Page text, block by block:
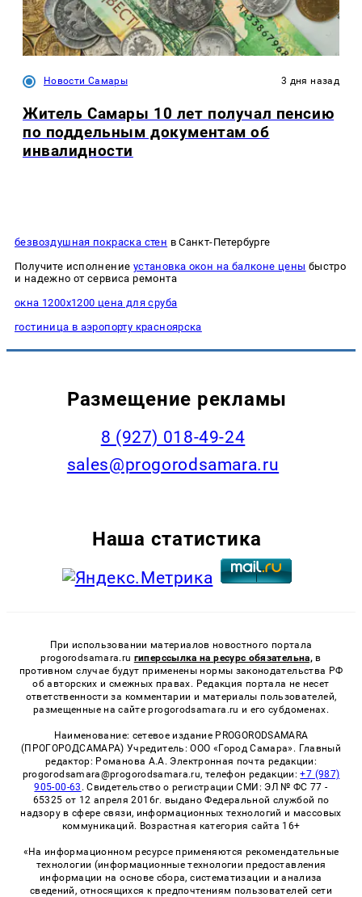
Новости Самары 3 дня назад
Житель Самары 10 лет получал пенсию
по поддельным документам об
инвалидности
безвоздушная покраска стен в Санкт-Петербурге
Получите исполнение установка окон на балконе цены быстро
и надежно от сервиса ремонта
окна 1200х1200 цена для сруба
гостиница в аэропорту красноярска
Размещение рекламы
8 (927) 018-49-24
sales@progorodsamara.ru
Наша статистика
При использовании материалов новостного портала
progorodsamara.ru гиперссылка на ресурс обязательна, в
противном случае будут применены нормы законодательства РФ
об авторских и смежных правах. Редакция портала не несет
ответственности за комментарии и материалы пользователей,
размещенные на сайте progorodsamara.ru и его субдоменах.
Наименование: сетевое издание PROGORODSAMARA
(ПРОГОРОДСАМАРА) Учредитель: ООО «Город Самара». Главный
редактор: Романова А.А. Электронная почта редакции:
progorodsamara@progorodsamara.ru, телефон редакции:+7 (987)
905-00-63 . Свидетельство о регистрации СМИ: ЭЛ № ФС 77 -
65325 от 12 апреля 2016г. выдано Федеральной службой по
надзору в сфере связи, информационных технологий и массовых
коммуникаций. Возрастная категория сайта 16+
«На информационном ресурсе применяются рекомендательные
технологии (информационные технологии предоставления
информации на основе сбора, систематизации и анализа
сведений, относящихся к предпочтениям пользователей сети